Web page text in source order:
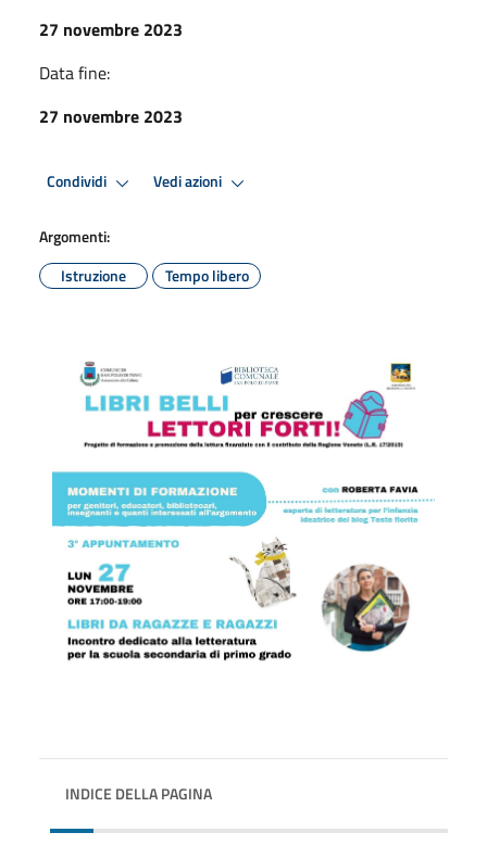
27 novembre 2023
Data fine:
27 novembre 2023
Condividi Vedi azioni
Argomenti:
Istruzione
Tempo libero
INDICE DELLA PAGINA